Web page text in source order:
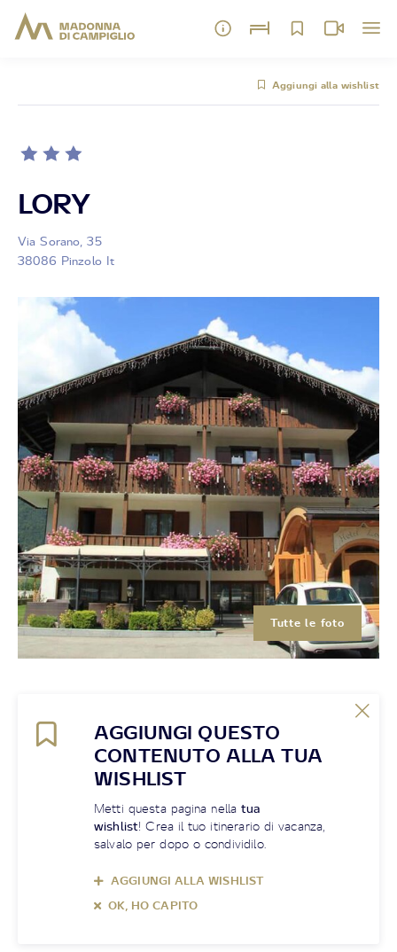
Aggiungi alla wishlist
LORY
Via Sorano, 35
38086 Pinzolo It
Tutte le foto
AGGIUNGI QUESTO
CONTENUTO ALLA TUA
WISHLIST
Metti questa pagina nellatua
wishlist! Crea il tuo itinerario di vacanza,
salvalo per dopo o condividilo.
AGGIUNGI ALLA WISHLIST
OK, HO CAPITO